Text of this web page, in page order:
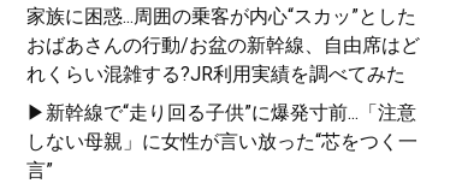
家族に困惑...周囲の乗客が内心“スカッ”とした
おばあさんの行動/お盆の新幹線、自由席はど
れくらい混雑する?JR利用実績を調べてみた
▶新幹線で“走り回る子供”に爆発寸前...「注意
しない母親」に女性が言い放った“芯をつく一
言”